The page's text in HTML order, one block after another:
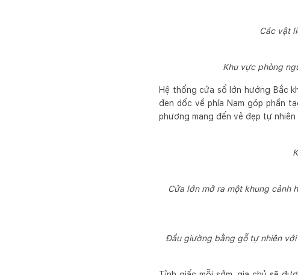
Các vật
Khu vực phòng
Hệ thống cửa sổ lớn hướng Bắc
đen dốc về phía Nam góp phần
phương mang đến vẻ đẹp tự
Cửa lớn mở ra một khung cảnh
Đầu giường bằng gỗ tự nhiên